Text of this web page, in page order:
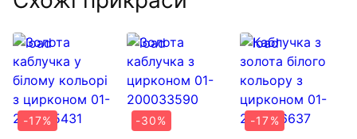
-17%
-30%
-17%